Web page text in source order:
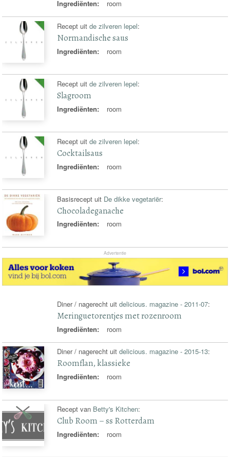
Ingrediënten: room
Recept uitde zilveren lepel:
Normandische saus
Ingrediënten: room
Recept uitde zilveren lepel:
Slagroom
Ingrediënten: room
Recept uitde zilveren lepel:
Cocktailsaus
Ingrediënten: room
Basisrecept uit De dikke vegetariër:
Chocoladeganache
Ingrediënten: room
Advertentie
Diner / nagerecht uitdelicious. magazine - 2011-07:
Meringuetorentjes met rozenroom
Ingrediënten: room
Diner / nagerecht uitdelicious. magazine - 2015-13:
Roomflan, klassieke
Ingrediënten: room
Recept van Betty's Kitchen:
Club Room – ss Rotterdam
Ingrediënten: room